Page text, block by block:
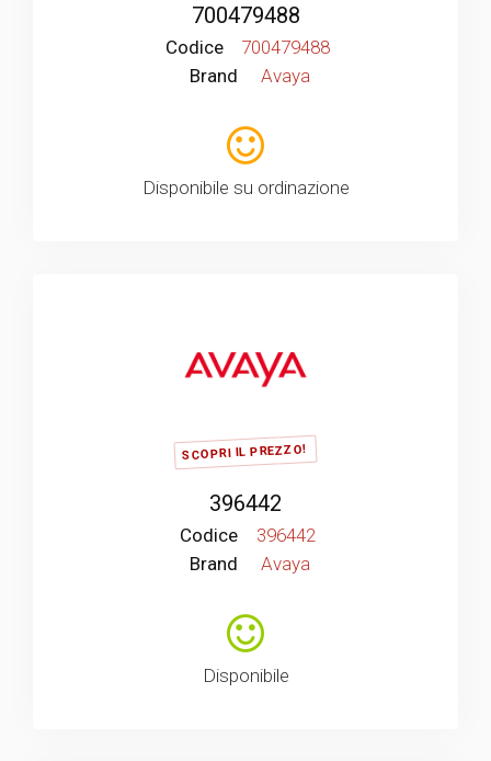
700479488
Codice
700479488
Brand
Avaya
Disponibile su ordinazione
SCOPRI IL PREZZO!
396442
Codice
396442
Brand
Avaya
Disponibile